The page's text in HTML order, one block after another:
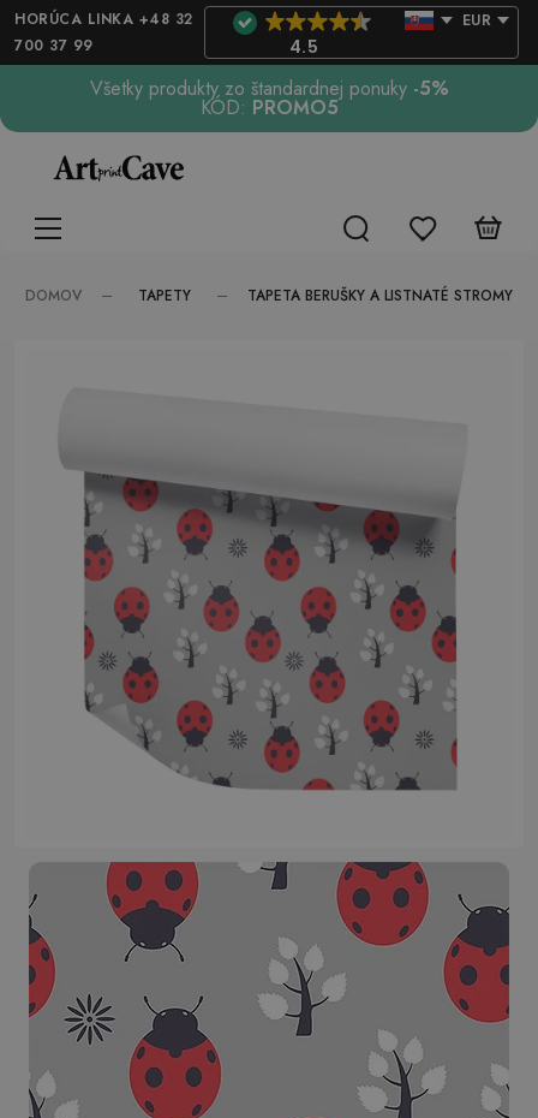
HORÚCA LINKA +48 32
700 37 99
4.5
EUR
Všetky produkty zo štandardnej ponuky -5%
KÓD: PROMO5
DOMOV TAPETY TAPETA BERUŠKY A LISTNATÉ STROMY